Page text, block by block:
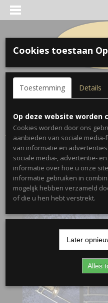
Inloggen Registreren
Home >Trombones>Olds>
1964/1965
Cookies toestaan
Toestemming Details
Op deze website worden
Cookies worden door ons
aanbieden van sociale
van informatie en
sociale media-, advertentie-
informatie over hoe u onze
informatie gebruiken in
mogelijk hebben verzameld
of die u hen hebt verstrekt.
Later
Alles